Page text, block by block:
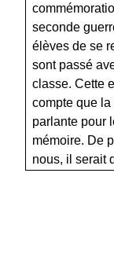
seconde
élèves de se
sont passé
classe. Cette
compte que
parlante pour
mémoire. De
nous, il serait